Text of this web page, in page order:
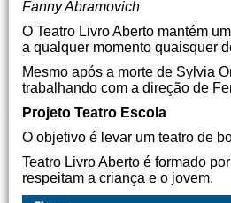
Fanny Abramovich
O Teatro Livro Aberto mantém
a qualquer momento quaisquer
Mesmo após a morte de Sylvia
trabalhando com a direção de
Projeto Teatro Escola
O objetivo é levar um teatro de
Teatro Livro Aberto é formado
respeitam a criança e o jovem.